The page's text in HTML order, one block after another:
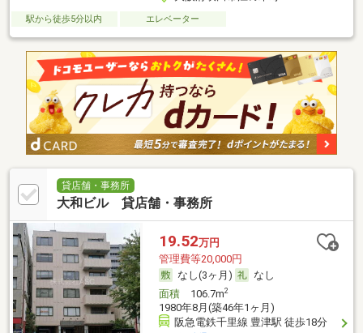
駅から徒歩5分以内 エレベーター
貸店舗・事務所
大和ビル 貸店舗・事務所
19.52万円
管理費等20,000円
なし(3ヶ月)
なし
面積106.7m2
1980年8月(築46年1ヶ月)
阪急電鉄千里線 豊津駅 徒歩18分